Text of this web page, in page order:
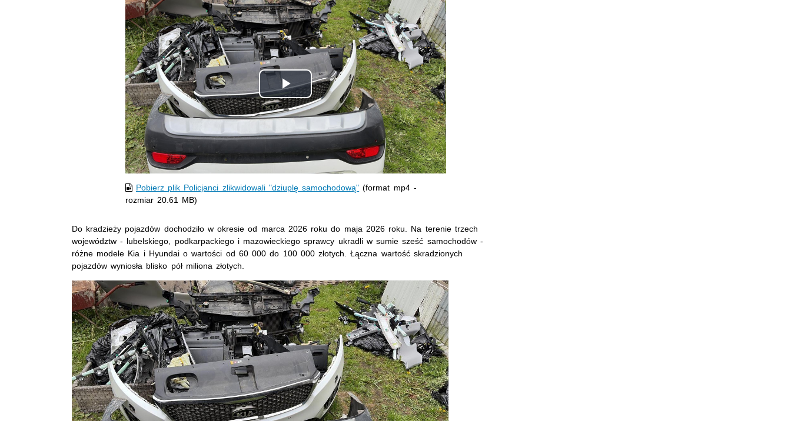
Odtwórz
wideo
Pobierz plik Policjanci zlikwidowali "dziuplę samochodową" (format mp4 -
rozmiar 20.61 MB)
Do kradzieży pojazdów dochodziło w okresie od marca 2026 roku do maja 2026 roku. Na terenie trzech
województw - lubelskiego, podkarpackiego i mazowieckiego sprawcy ukradli w sumie sześć samochodów -
różne modele Kia i Hyundai o wartości od 60 000 do 100 000 złotych. Łączna wartość skradzionych
pojazdów wyniosła blisko pół miliona złotych.